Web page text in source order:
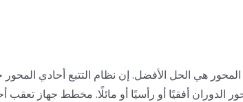
هي الحل الأفضل. إن نظام التتبع أحادي المحور
أفقيًا أو رأسيًا أو مائلًا. مخطط جهاز تعقب